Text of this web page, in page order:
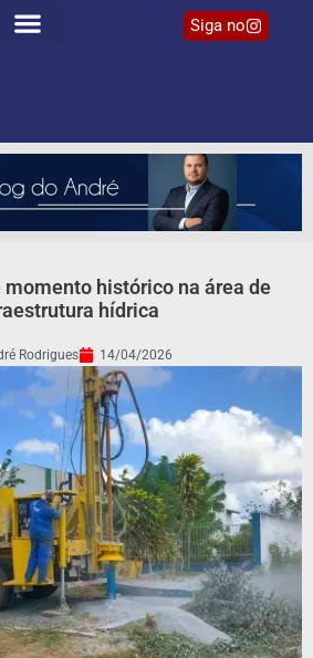
Siga no
momento histórico na área de
hídrica
Rodrigues 14/04/2026